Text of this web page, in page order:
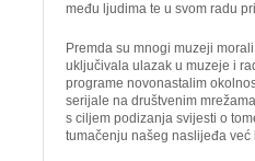
među ljudima te u svom radu
Premda su mnogi muzeji
uključivala ulazak u muzeje i
programe novonastalim
serijale na društvenim
s ciljem podizanja svijesti o
tumačenju našeg naslijeđa